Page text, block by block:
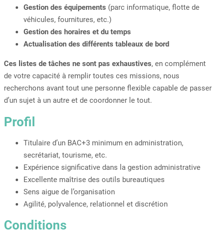
Gestion des équipements (parc informatique, flotte de
véhicules, fournitures, etc.)
Gestion des horaires et du temps
Actualisation des différents tableaux de bord
Ces listes de tâches ne sont pas exhaustives, en complément
de votre capacité à remplir toutes ces missions, nous
recherchons avant tout une personne flexible capable de passer
d’un sujet à un autre et de coordonner le tout.
Profil
Titulaire d’un BAC+3 minimum en administration,
secrétariat, tourisme, etc.
Expérience significative dans la gestion administrative
Excellente maîtrise des outils bureautiques
Sens aigue de l’organisation
Agilité, polyvalence, relationnel et discrétion
Conditions